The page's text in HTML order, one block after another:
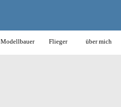
Modellbauer Flieger über mich